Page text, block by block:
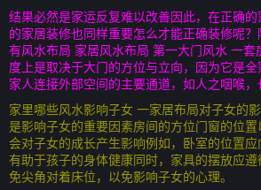
结果必然是家运反复难以改善因此，在正确
的家居装修也同样重要怎么才能正确装修呢
有风水布局 家居风水布局 第一大门风水 一
度上是取决于大门的方位与立向，因为它是
家人连接外部空间的主要通道，如人之咽喉，
家里哪些风水影响子女 一家居布局对子女的
是影响子女的重要因素房间的方位门窗的位
会对子女的成长产生影响例如，卧室的位置应
有助于孩子的身体健康同时，家具的摆放应
免尖角对着床位，以免影响子女的心理。